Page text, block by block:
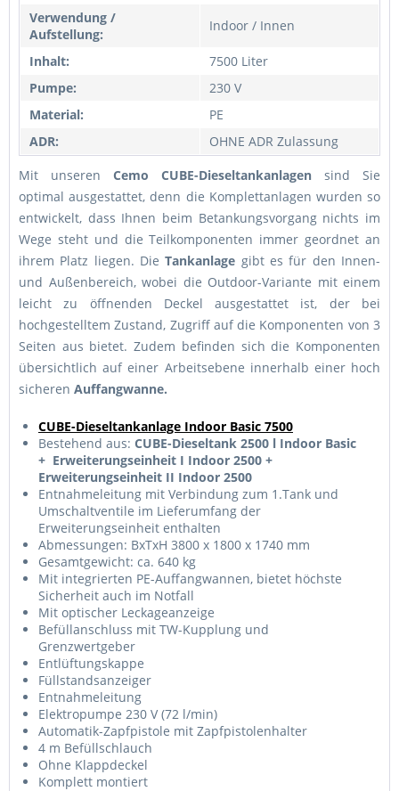
Verwendung /
Aufstellung:
Indoor / Innen
Inhalt:
7500 Liter
Pumpe:
230 V
Material:
PE
ADR:
OHNE ADR Zulassung
Mit unseren Cemo CUBE-Dieseltankanlagen sind Sie
optimal ausgestattet, denn die Komplettanlagen wurden so
entwickelt, dass Ihnen beim Betankungsvorgang nichts im
Wege steht und die Teilkomponenten immer geordnet an
ihrem Platz liegen. DieTankanlage gibt es für den Innen-
und Außenbereich, wobei die Outdoor-Variante mit einem
leicht zu öffnenden Deckel ausgestattet ist, der bei
hochgestelltem Zustand, Zugriff auf die Komponenten von 3
Seiten aus bietet. Zudem befinden sich die Komponenten
übersichtlich auf einer Arbeitsebene innerhalb einer hoch
sicheren Auffangwanne.
CUBE-Dieseltankanlage Indoor Basic 7500
Bestehend aus: CUBE-Dieseltank 2500 l Indoor Basic
+ Erweiterungseinheit I Indoor 2500 +
Erweiterungseinheit II Indoor 2500
Entnahmeleitung mit Verbindung zum 1.Tank und
Umschaltventile im Lieferumfang der
Erweiterungseinheit enthalten
Abmessungen: BxTxH 3800 x 1800 x 1740 mm
Gesamtgewicht: ca. 640 kg
Mit integrierten PE-Auffangwannen, bietet höchste
Sicherheit auch im Notfall
Mit optischer Leckageanzeige
Befüllanschluss mit TW-Kupplung und
Grenzwertgeber
Entlüftungskappe
Füllstandsanzeiger
Entnahmeleitung
Elektropumpe 230 V (72 l/min)
Automatik-Zapfpistole mit Zapfpistolenhalter
4 m Befüllschlauch
Ohne Klappdeckel
Komplett montiert